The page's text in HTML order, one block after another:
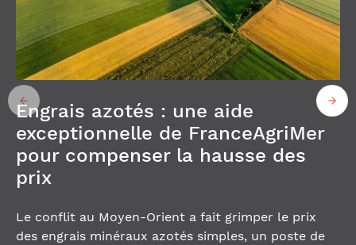
Engrais azotés : une aide
exceptionnelle de FranceAgriMer
pour compenser la hausse des
prix
Le conflit au Moyen-Orient a fait grimper le prix
des engrais minéraux azotés simples, un poste de